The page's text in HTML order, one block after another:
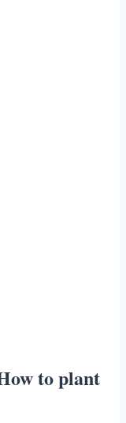
to plant